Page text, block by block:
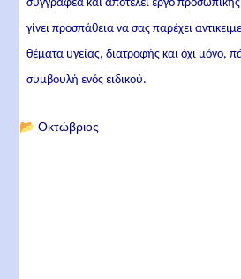
συγγραφέα και αποτελεί έργο
γίνει προσπάθεια να σας παρέχει
θέματα υγείας, διατροφής και όχι μόνο,
συμβουλή ενός ειδικού.
📂 Οκτώβριος